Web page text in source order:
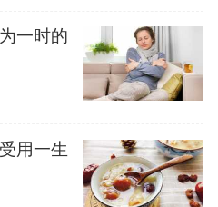
一时的
用一生